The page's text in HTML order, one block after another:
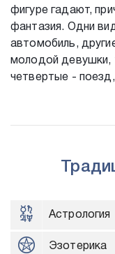
фигуре гадают,
фантазия. Одни
автомобиль,
молодой девушки,
четвертые -
Астрология
Эзотерика